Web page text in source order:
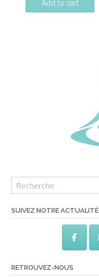
Add to cart
SUIVEZ NOTRE
RETROUVEZ-NOUS